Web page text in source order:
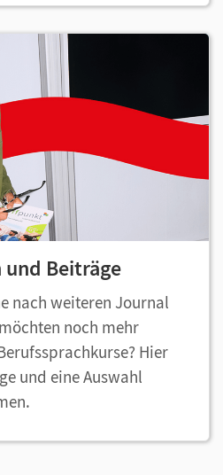
und Beiträge
nach weiteren Journal
noch mehr
Hier
und eine Auswahl